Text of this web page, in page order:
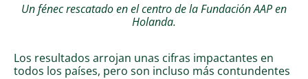
Un fénec rescatado en el centro de la Fundación AAP en
Holanda.
Los resultados arrojan unas cifras impactantes en
todos los países, pero son incluso más contundentes